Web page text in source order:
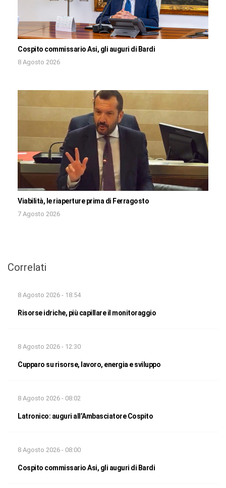
Cospito commissario Asi, gli auguri di Bardi
8 Agosto 2026
Viabilità, le riaperture prima di Ferragosto
7 Agosto 2026
Correlati
8 Agosto 2026 - 18:54
Risorse idriche, più capillare il monitoraggio
8 Agosto 2026 - 12:30
Cupparo su risorse, lavoro, energia e sviluppo
8 Agosto 2026 - 08:02
Latronico: auguri all’Ambasciatore Cospito
8 Agosto 2026 - 08:00
Cospito commissario Asi, gli auguri di Bardi